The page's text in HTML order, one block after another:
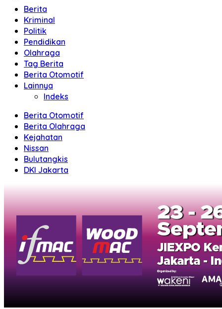
Berita
Kriminal
Politik
Pendidikan
Olahraga
Tag Berita
Berita Otomotif
Lainnya
Indeks
Berita Otomotif
Berita Olahraga
Kejahatan
Nissan
Bulutangkis
DKI Jakarta